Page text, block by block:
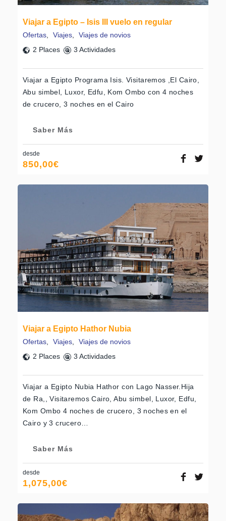
Viajar a Egipto – Isis III vuelo en regular
Ofertas, Viajes,
Viajes de novios
2 Places
3 Actividades
Viajar a Egipto Programa Isis. Visitaremos ,El Cairo,
Abu simbel, Luxor, Edfu, Kom Ombo con 4 noches
de crucero, 3 noches en el Cairo
Saber Más
desde
850,00€
Viajar a Egipto Hathor Nubia
Ofertas, Viajes,
Viajes de novios
2 Places
3 Actividades
Viajar a Egipto Nubia Hathor con Lago Nasser.Hija
de Ra,, Visitaremos Cairo, Abu simbel, Luxor, Edfu,
Kom Ombo 4 noches de crucero, 3 noches en el
Cairo y 3 crucero…
Saber Más
desde
1,075,00€